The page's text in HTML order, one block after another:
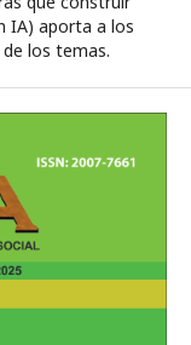
IA) aporta a los
los temas.